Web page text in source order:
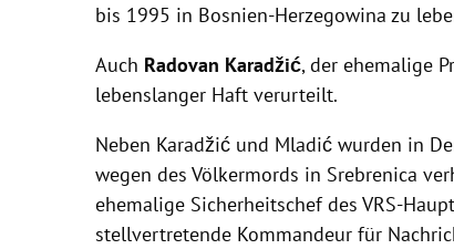
bis 1995 in Bosnien-Herzegowina zu
Auch Radovan Karadžić, der ehemalige
lebenslanger Haft verurteilt.
Neben Karadžić und Mladić wurden in
wegen des Völkermords in Srebrenica
ehemalige Sicherheitschef des VRS-
stellvertretende Kommandeur für